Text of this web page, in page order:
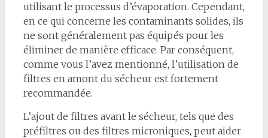
utilisant le processus d’évaporation. Cependant,
en ce qui concerne les contaminants solides, ils
ne sont généralement pas équipés pour les
éliminer de manière efficace. Par conséquent,
comme vous l’avez mentionné, l’utilisation de
filtres en amont du sécheur est fortement
recommandée.
L’ajout de filtres avant le sécheur, tels que des
préfiltres ou des filtres microniques, peut aider